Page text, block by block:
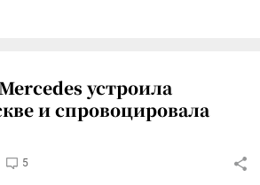
устроила
и спровоцировала
5